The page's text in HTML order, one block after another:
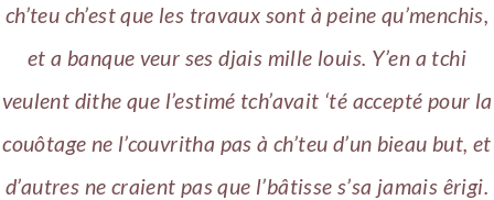
ch’teu ch’est que les travaux sont à peine qu’menchis,
et a banque veur ses djais mille louis. Y’en a tchi
veulent dithe que l’estimé tch’avait ‘té accepté pour la
couôtage ne l’couvritha pas à ch’teu d’un bieau but, et
d’autres ne craient pas que l’bâtisse s’sa jamais êrigi.